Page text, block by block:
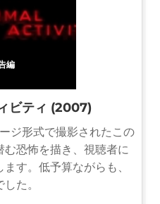
編
ビティ (2007)
ジ形式で撮影されたこの
恐怖を描き、視聴者に
す。低予算ながらも、
た。